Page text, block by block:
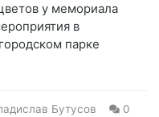
у мемориала
в
парке
Бутусов 0